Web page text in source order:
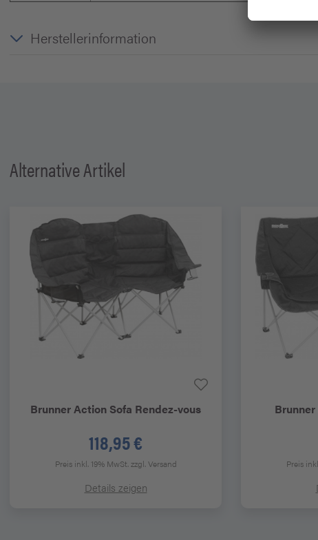
Herstellerinformation
Alternative Artikel
BrunnerAction Sofa Rendez-vous
118,95 €
Preis inkl. 19% MwSt.zzgl. Versand
Details zeigen
Brunner
Preis